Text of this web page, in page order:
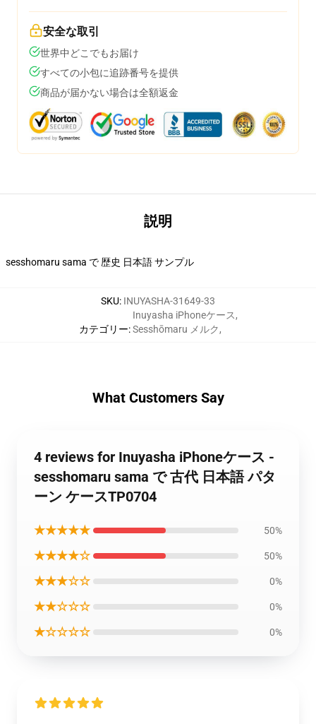
安全な取引
世界中どこでもお届け
すべての小包に追跡番号を提供
商品が届かない場合は全額返金
説明
sesshomaru sama で 歴史 日本語 サンプル
SKU: INUYASHA-31649-33
カテゴリー:
Inuyasha iPhoneケース,
Sesshōmaru メルク,
What Customers Say
4 reviews for Inuyasha iPhoneケース -
sesshomaru sama で 古代 日本語 パタ
ーン ケースTP0704
★★★★★ 50%
★★★★☆ 50%
★★★☆☆ 0%
★★☆☆☆ 0%
★☆☆☆☆ 0%